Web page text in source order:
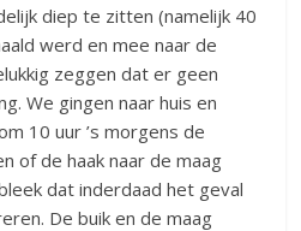
diep te zitten (namelijk 40
werd en mee naar de
zeggen dat er geen
We gingen naar huis en
10 uur ’s morgens de
of de haak naar de maag
dat inderdaad het geval
De buik en de maag